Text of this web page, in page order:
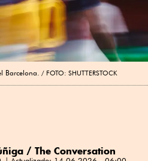
Barcelona. FOTO: SHUTTERSTOCK
/ The Conversation